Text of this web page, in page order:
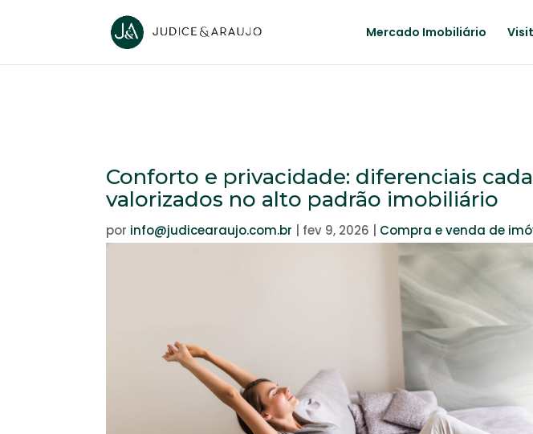
Mercado Imobiliário
Conforto e privacidade: diferenciais
valorizados no alto padrão imobiliário
por info@judicearaujo.com.br fev 9, 2026 Compra e venda de